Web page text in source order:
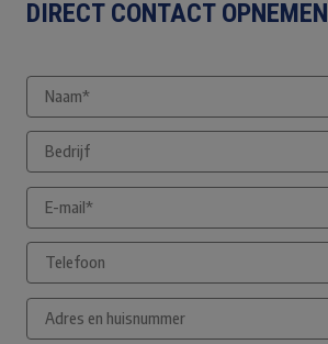
DIRECT CONTACT OPNEMEN